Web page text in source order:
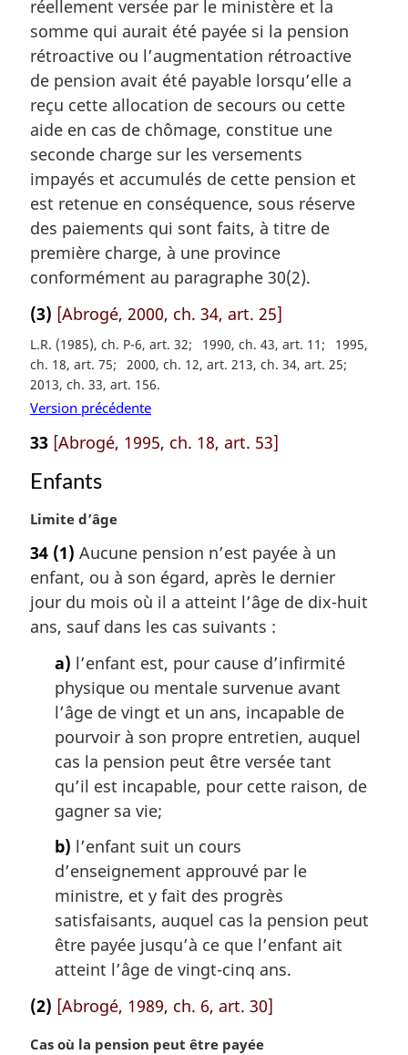
n
a
e
:
réellement versée par le ministère et la
somme qui aurait été payée si la pension
rétroactive ou l’augmentation rétroactive
de pension avait été payable lorsqu’elle a
reçu cette allocation de secours ou cette
aide en cas de chômage, constitue une
seconde charge sur les versements
impayés et accumulés de cette pension et
est retenue en conséquence, sous réserve
des paiements qui sont faits, à titre de
première charge, à une province
conformément au paragraphe 30(2).
(3) [Abrogé, 2000, ch. 34, art. 25]
L.R. (1985), ch. P-6, art. 32 1990, ch. 43, art. 11
1995,
ch. 18, art. 75
2000, ch. 12, art. 213, ch. 34, art. 25
2013, ch. 33, art. 156
Version précédente
33 [Abrogé, 1995, ch. 18, art. 53]
Enfants
N
t
e
m
a
Limite d’âge
34 (1) Aucune pension n’est payée à un
enfant, ou à son égard, après le dernier
jour du mois où il a atteint l’âge de dix-huit
ans, sauf dans les cas suivants :
a) l’enfant est, pour cause d’infirmité
physique ou mentale survenue avant
l’âge de vingt et un ans, incapable de
pourvoir à son propre entretien, auquel
cas la pension peut être versée tant
qu’il est incapable, pour cette raison, de
gagner sa vie;
b) l’enfant suit un cours
d’enseignement approuvé par le
ministre, et y fait des progrès
satisfaisants, auquel cas la pension peut
être payée jusqu’à ce que l’enfant ait
atteint l’âge de vingt-cinq ans.
(2) [Abrogé, 1989, ch. 6, art. 30]
N
Cas où la pension peut être payée